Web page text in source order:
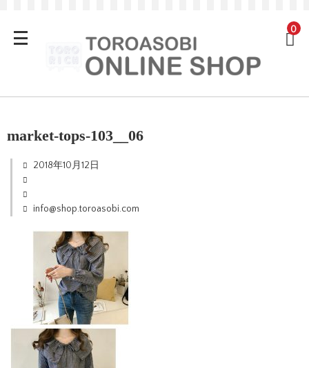
0
market-tops-103__06
2018年10月12日
info@shop.toroasobi.com